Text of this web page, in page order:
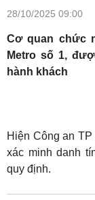
28/10/2025 09:00
Cơ quan chức
Metro số 1,
hành khách
Hiện Công an
xác minh danh
quy định.